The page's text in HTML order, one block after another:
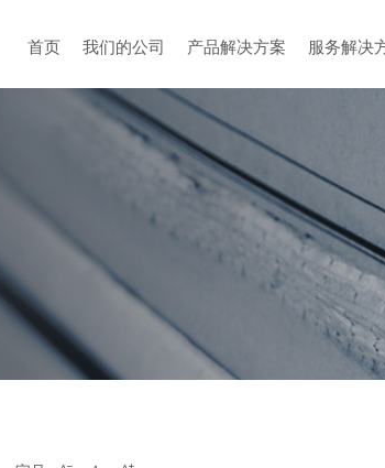
首页 我们的公司 产品解决方案 服务解决